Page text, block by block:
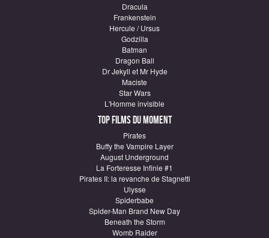
Dracula
Frankenstein
Hercule / Ursus
Godzilla
Batman
Dragon Ball
Dr Jekyll et Mr Hyde
Maciste
Star Wars
L'Homme invisible
Top Films du moment
Pirates
Buffy the Vampire Layer
August Underground
La Forteresse Infinie #1
Pirates II: la revanche de Stagnetti
Ulysse
Spiderbabe
Spider-Man Brand New Day
Beneath the Storm
Womb Raider